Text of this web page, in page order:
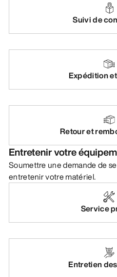
Suivi de
Expédition
Retour et
Entretenir votre
Soumettre une demande de
entretenir votre matériel.
Service
Entretien